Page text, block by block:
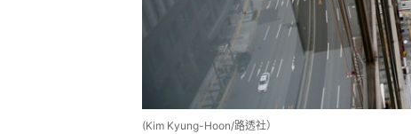
(Kim Kyung-Hoon/路透社）